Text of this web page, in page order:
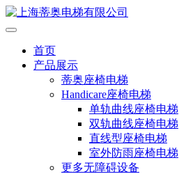
首页
产品展示
蒂奥座椅电梯
Handicare座椅电梯
单轨曲线座椅电梯
双轨曲线座椅电梯
直线型座椅电梯
室外防雨座椅电梯
更多无障碍设备